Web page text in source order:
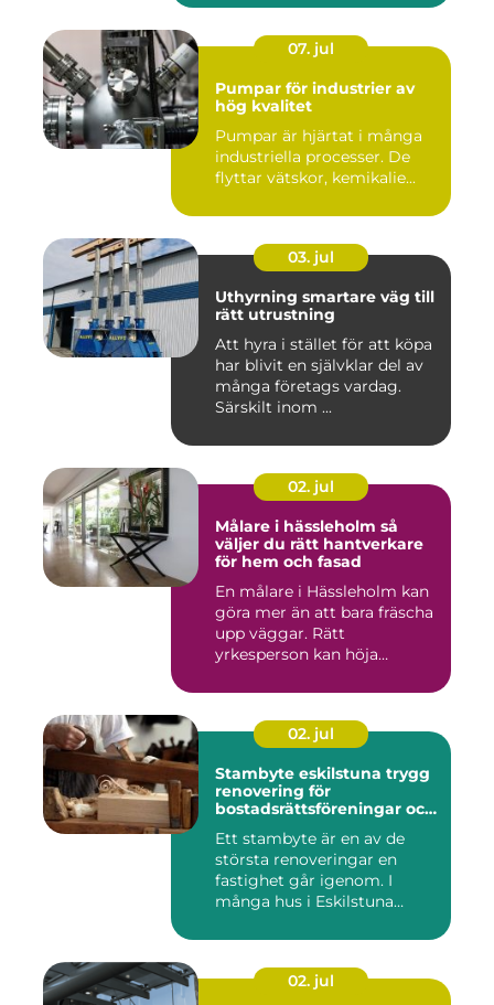
07. jul
Pumpar för industrier av
hög kvalitet
Pumpar är hjärtat i många
industriella processer. De
flyttar vätskor, kemikalie...
03. jul
Uthyrning smartare väg till
rätt utrustning
Att hyra i stället för att köpa
har blivit en självklar del av
många företags vardag.
Särskilt inom ...
02. jul
Målare i hässleholm så
väljer du rätt hantverkare
för hem och fasad
En målare i Hässleholm kan
göra mer än att bara fräscha
upp väggar. Rätt
yrkesperson kan höja
02. jul
Stambyte eskilstuna trygg
renovering för
bostadsrättsföreningar och
Ett stambyte är en av de
största renoveringar en
fastighet går igenom. I
många hus i Eskilstuna
02. jul